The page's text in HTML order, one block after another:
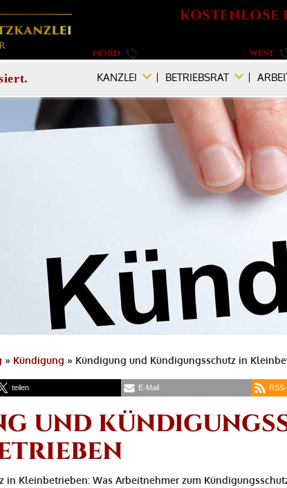
KOSTENLOSE
NORD WEST
KANZLEI BETRIEBSRAT
» Kündigung » Kündigung und Kündigungsschutz in
teilen E-Mail
UND
in Kleinbetrieben: Was Arbeitnehmer zum